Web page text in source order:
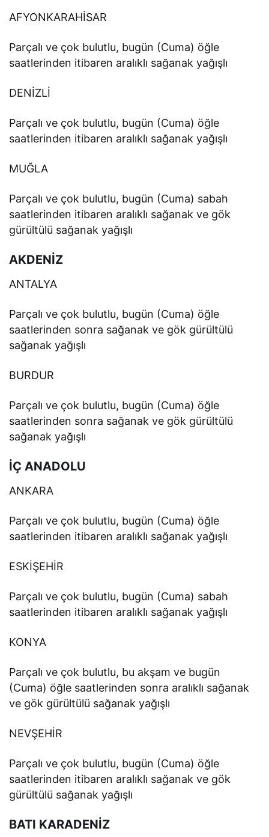
AFYONKARAHİSAR
Parçalı ve çok bulutlu, bugün (Cuma) öğle
saatlerinden itibaren aralıklı sağanak yağışlı
DENİZLİ
Parçalı ve çok bulutlu, bugün (Cuma) öğle
saatlerinden itibaren aralıklı sağanak yağışlı
MUĞLA
Parçalı ve çok bulutlu, bugün (Cuma) sabah
saatlerinden itibaren aralıklı sağanak ve gök
gürültülü sağanak yağışlı
AKDENİZ
ANTALYA
Parçalı ve çok bulutlu, bugün (Cuma) öğle
saatlerinden sonra sağanak ve gök gürültülü
sağanak yağışlı
BURDUR
Parçalı ve çok bulutlu, bugün (Cuma) öğle
saatlerinden sonra sağanak ve gök gürültülü
sağanak yağışlı
İÇ ANADOLU
ANKARA
Parçalı ve çok bulutlu, bugün (Cuma) öğle
saatlerinden itibaren aralıklı sağanak yağışlı
ESKİŞEHİR
Parçalı ve çok bulutlu, bugün (Cuma) sabah
saatlerinden itibaren aralıklı sağanak yağışlı
KONYA
Parçalı ve çok bulutlu, bu akşam ve bugün
(Cuma) öğle saatlerinden sonra aralıklı sağanak
ve gök gürültülü sağanak yağışlı
NEVŞEHİR
Parçalı ve çok bulutlu, bugün (Cuma) öğle
saatlerinden itibaren aralıklı sağanak ve gök
gürültülü sağanak yağışlı
BATI KARADENİZ